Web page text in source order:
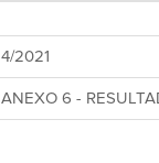
4/2021
ANEXO 6 -